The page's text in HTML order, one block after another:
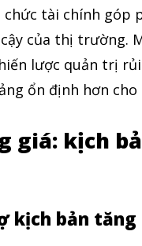
chức tài chính góp
của thị trường.
lược quản trị
ổn định hơn
giá: kịch
kịch bản tăng